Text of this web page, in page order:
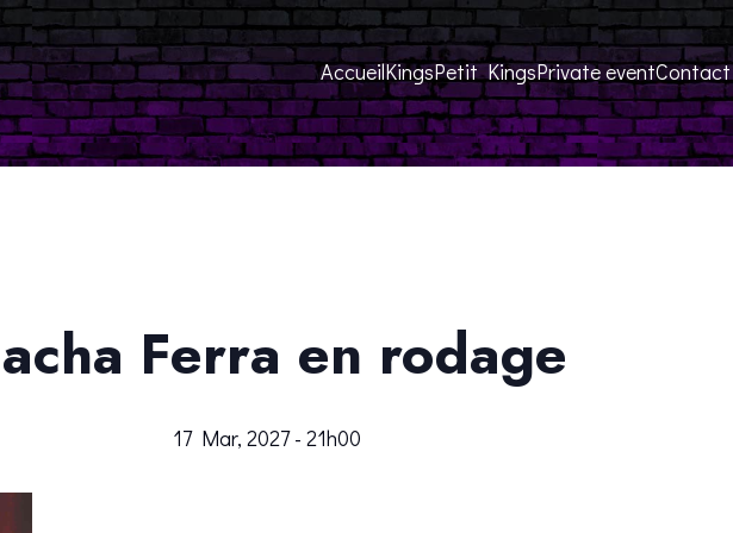
AccueilKingsPetit KingsPrivate eventContact
Ferra en rodage
17 Mar, 2027 - 21h00